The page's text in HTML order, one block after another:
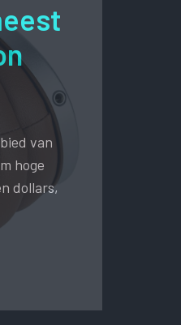
van
hoge
dollars,